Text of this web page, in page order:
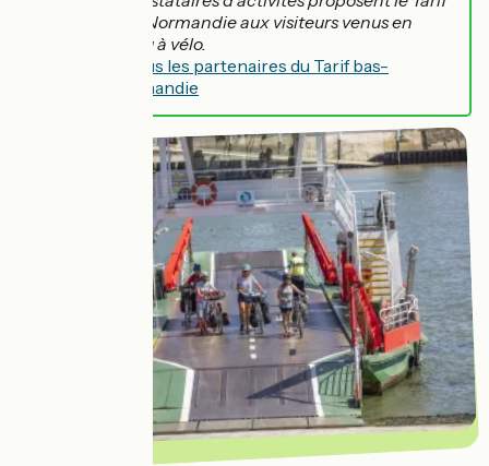
Bas-Carbone Normandie aux visiteurs venus en
train, en car ou à vélo.
Découvrez tous les partenaires du Tarif bas-
carbone Normandie